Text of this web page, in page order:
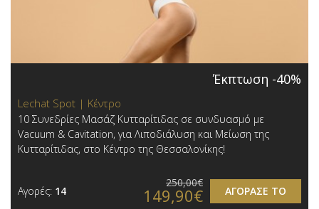
Έκπτωση -40%
Lechat Spot | Κέντρο
10 Συνεδρίες Μασάζ Κυτταρίτιδας σε συνδυασμό με
Vacuum & Cavitation, για Λιποδιάλυση και Μείωση της
Κυτταρίτιδας, στο Κέντρο της Θεσσαλονίκης!
Αγορές: 14 ΑΓΟΡΑΣΕ ΤΟ
250,00€
149,90€